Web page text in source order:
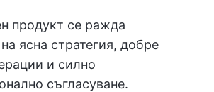
продукт се ражда
ясна стратегия, добре
и силно
съгласуване.